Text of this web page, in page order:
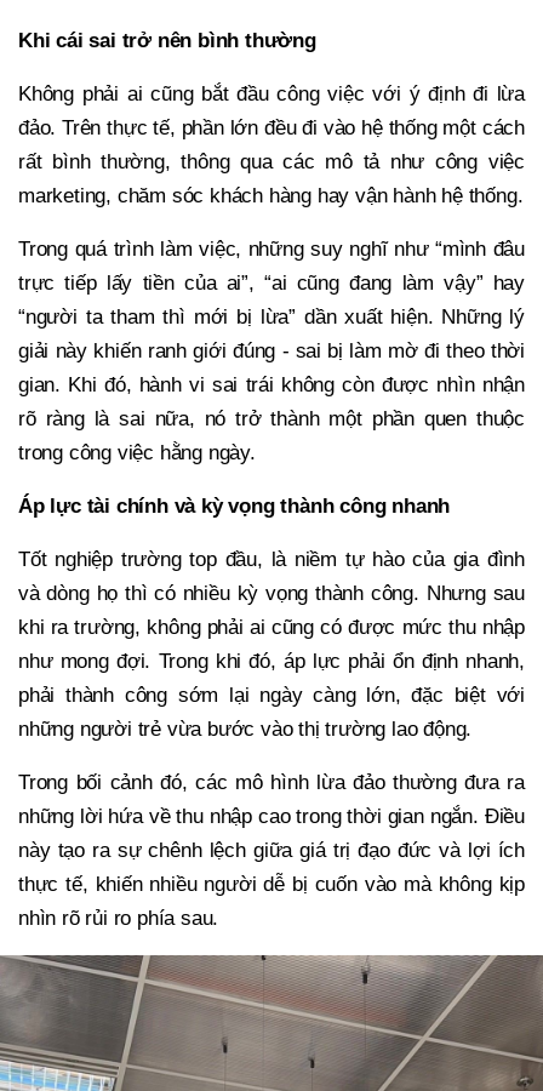
Khi cái sai trở nên bình thường
Không phải ai cũng bắt đầu công việc với ý định đi lừa
đảo. Trên thực tế, phần lớn đều đi vào hệ thống một cách
rất bình thường, thông qua các mô tả như công việc
marketing, chăm sóc khách hàng hay vận hành hệ thống.
Trong quá trình làm việc, những suy nghĩ như “mình đâu
trực tiếp lấy tiền của ai”, “ai cũng đang làm vậy” hay
“người ta tham thì mới bị lừa” dần xuất hiện. Những lý
giải này khiến ranh giới đúng - sai bị làm mờ đi theo thời
gian. Khi đó, hành vi sai trái không còn được nhìn nhận
rõ ràng là sai nữa, nó trở thành một phần quen thuộc
trong công việc hằng ngày.
Áp lực tài chính và kỳ vọng thành công nhanh
Tốt nghiệp trường top đầu, là niềm tự hào của gia đình
và dòng họ thì có nhiều kỳ vọng thành công. Nhưng sau
khi ra trường, không phải ai cũng có được mức thu nhập
như mong đợi. Trong khi đó, áp lực phải ổn định nhanh,
phải thành công sớm lại ngày càng lớn, đặc biệt với
những người trẻ vừa bước vào thị trường lao động.
Trong bối cảnh đó, các mô hình lừa đảo thường đưa ra
những lời hứa về thu nhập cao trong thời gian ngắn. Điều
này tạo ra sự chênh lệch giữa giá trị đạo đức và lợi ích
thực tế, khiến nhiều người dễ bị cuốn vào mà không kịp
nhìn rõ rủi ro phía sau.